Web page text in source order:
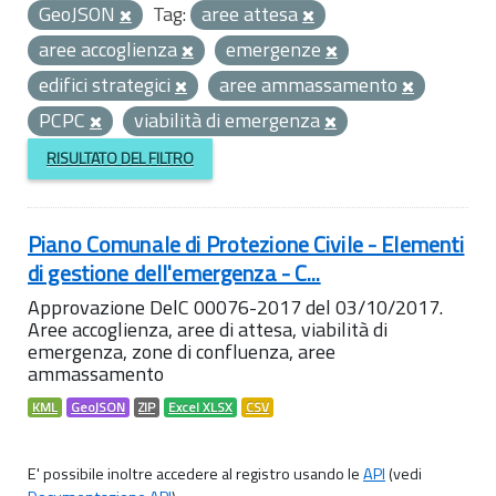
GeoJSON
Tag: aree attesa
aree accoglienza
emergenze
edifici strategici
aree ammassamento
PCPC
viabilità di emergenza
RISULTATO DEL FILTRO
Piano Comunale di Protezione Civile - Elementi
di gestione dell'emergenza - C...
Approvazione DelC 00076-2017 del 03/10/2017.
Aree accoglienza, aree di attesa, viabilità di
emergenza, zone di confluenza, aree
ammassamento
KML GeoJSON ZIP Excel XLSX CSV
E' possibile inoltre accedere al registro usando leAPI(vedi